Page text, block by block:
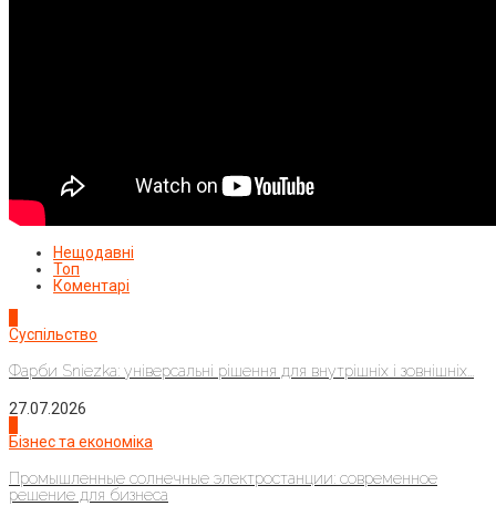
Нещодавні
Топ
Коментарі
Суспільство
Фарби Sniezka: універсальні рішення для внутрішніх і зовнішніх...
27.07.2026
Бізнес та економіка
Промышленные солнечные электростанции: современное
решение для бизнеса